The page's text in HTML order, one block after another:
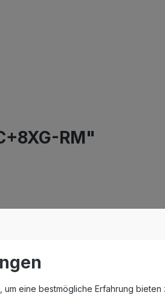
RM"
eine bestmögliche Erfahrung bieten